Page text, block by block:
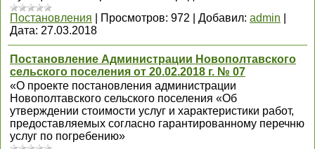
Постановления
Просмотров: 972 Добавил: admin
Дата: 27.03.2018
Постановление Администрации Новополтавского
сельского поселения от 20.02.2018 г. № 07
«О проекте постановления администрации
Новополтавского сельского поселения «Об
утверждении стоимости услуг и характеристики работ,
предоставляемых согласно гарантированному перечню
услуг по погребению»